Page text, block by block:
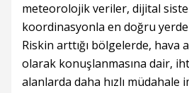
meteorolojik veriler, dijital
koordinasyonla en doğru yerde
Riskin arttığı bölgelerde, hava
olarak konuşlanmasına dair,
alanlarda daha hızlı müdahale